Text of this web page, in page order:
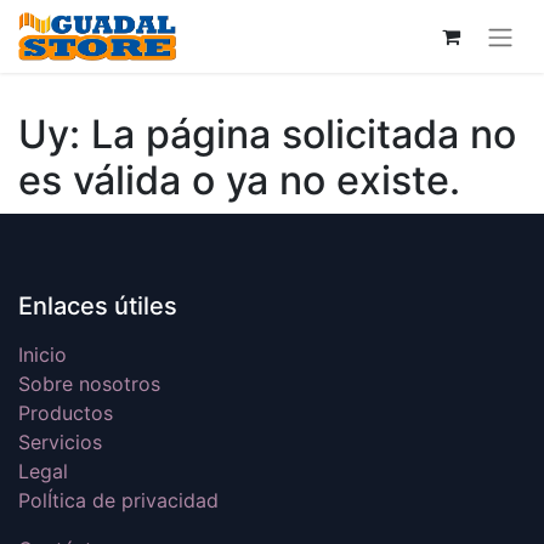
Uy: La página solicitada no
es válida o ya no existe.
Enlaces útiles
Inicio
Sobre nosotros
Productos
Servicios
Legal
PolÍtica de privacidad